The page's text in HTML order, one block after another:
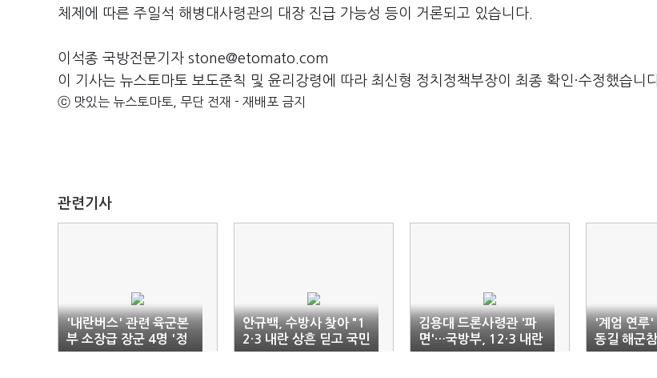
체제에 따른 주일석 해병대사령관의 대장 진급 가능성 등이 거론되고 있습니다.
이석종 국방전문기자 stone@etomato.com
이 기사는 뉴스토마토 보도준칙 및 윤리강령에 따라 최신형 정치정책부장이 최종 확인·수정했습니
ⓒ 맛있는 뉴스토마토, 무단 전재 - 재배포 금지
관련기사
'내란버스' 관련 육군본
부 소장급 장군 4명 '정
직 3개월'
안규백, 수방사 찾아 "1
2·3 내란 상흔 딛고 국민
신뢰 회복" 주문
김용대 드론사령관 '파
면'…국방부, 12·3 내란
관여자 징계 1차 마무리
'계엄 연루
동길 해군
무배제'